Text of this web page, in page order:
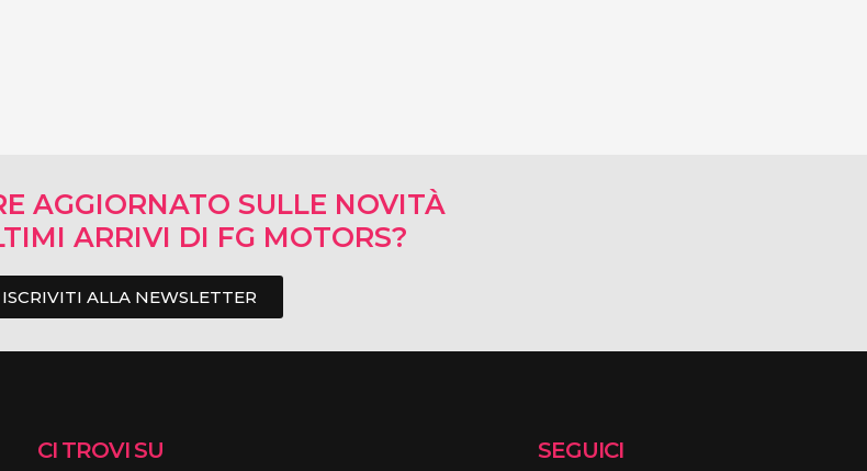
AGGIORNATO SULLE NOVITÀ
ARRIVI DI FG MOTORS?
ISCRIVITI ALLA NEWSLETTER
CI TROVI SU SEGUICI